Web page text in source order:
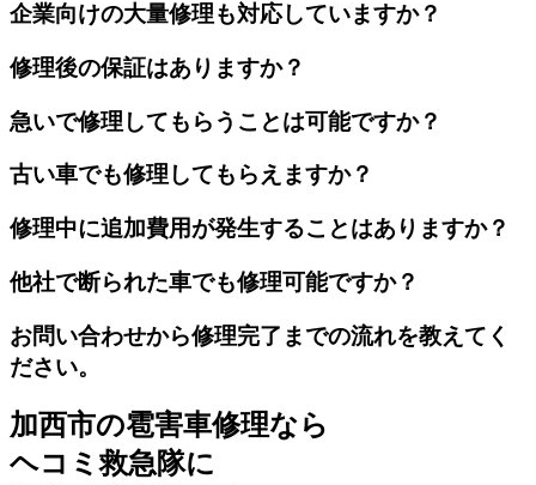
企業向けの大量修理も対応していますか？
修理後の保証はありますか？
急いで修理してもらうことは可能ですか？
古い車でも修理してもらえますか？
修理中に追加費用が発生することはありますか？
他社で断られた車でも修理可能ですか？
お問い合わせから修理完了までの流れを教えてく
ださい。
加西市の雹害車修理なら
ヘコミ救急隊に